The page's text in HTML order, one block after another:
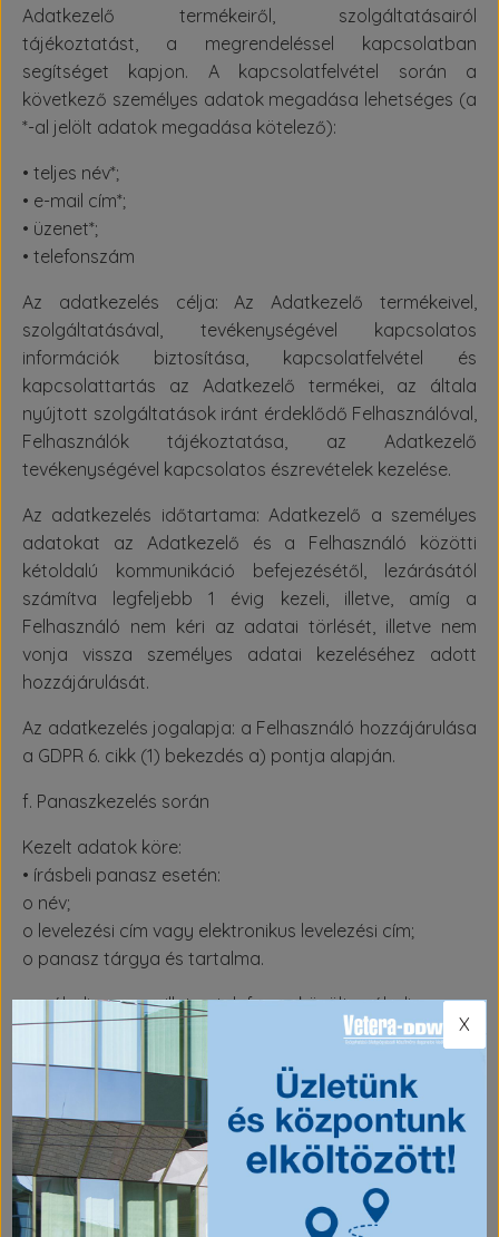
Adatkezelő termékeiről, szolgáltatásairól
tájékoztatást, a megrendeléssel kapcsolatban
segítséget kapjon. A kapcsolatfelvétel során a
következő személyes adatok megadása lehetséges (a
*-al jelölt adatok megadása kötelező):
• teljes név*;
• e-mail cím*;
• üzenet*;
• telefonszám
Az adatkezelés célja: Az Adatkezelő termékeivel,
szolgáltatásával, tevékenységével kapcsolatos
információk biztosítása, kapcsolatfelvétel és
kapcsolattartás az Adatkezelő termékei, az általa
nyújtott szolgáltatások iránt érdeklődő Felhasználóval,
Felhasználók tájékoztatása, az Adatkezelő
tevékenységével kapcsolatos észrevételek kezelése.
Az adatkezelés időtartama: Adatkezelő a személyes
adatokat az Adatkezelő és a Felhasználó közötti
kétoldalú kommunikáció befejezésétől, lezárásától
számítva legfeljebb 1 évig kezeli, illetve, amíg a
Felhasználó nem kéri az adatai törlését, illetve nem
vonja vissza személyes adatai kezeléséhez adott
hozzájárulását.
Az adatkezelés jogalapja: a Felhasználó hozzájárulása
a GDPR 6. cikk (1) bekezdés a) pontja alapján.
f. Panaszkezelés során
Kezelt adatok köre:
• írásbeli panasz esetén:
o név;
o levelezési cím vagy elektronikus levelezési cím;
o panasz tárgya és tartalma.
• szóbeli panasz, illetve telefonon közölt szóbeli panasz
esetén, amennyiben a panaszt azonnal nem sikerült
orvosolni, Adatkezelő jegyzőkönyvet vesz fel, amely az
alábbi adatokat tartalmazza:
o név;
o lakcím;
o panasz helye, ideje, módja, tárgya és tartalma;
o panasz egyedi azonosítószáma.
X
X